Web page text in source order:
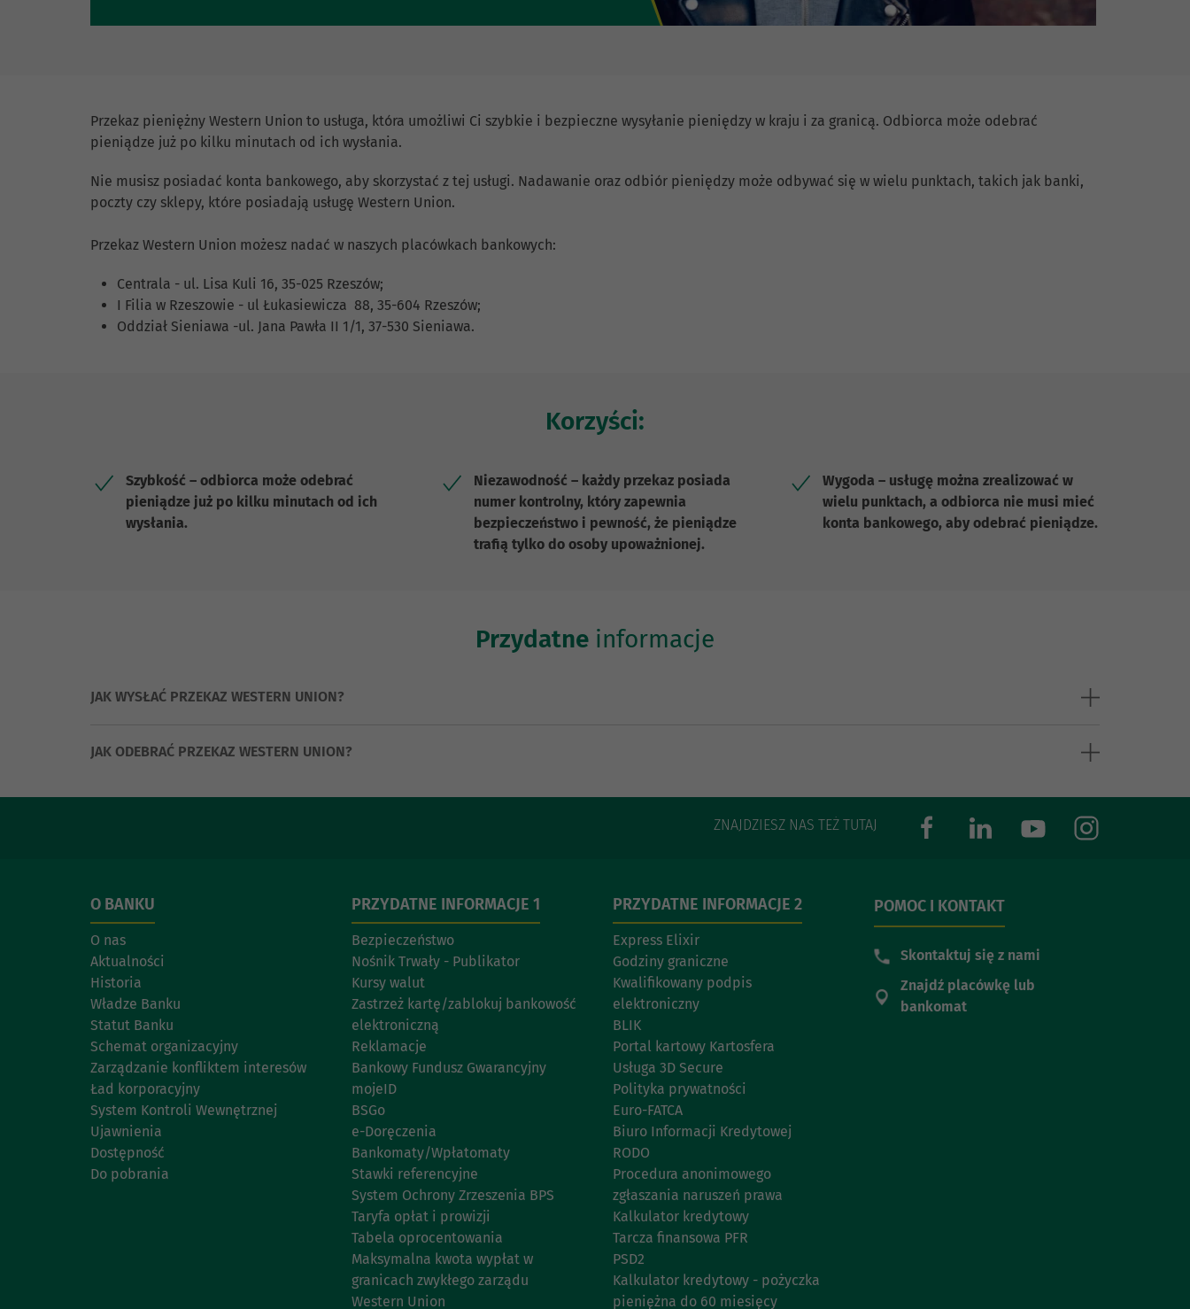
Przekaz pieniężny Western Union to usługa, która umożliwi Ci szybkie i bezpieczne wysyłanie pieniędzy w kraju i za granicą. Odbiorca może odebrać
pieniądze już po kilku minutach od ich wysłania.
Nie musisz posiadać konta bankowego, aby skorzystać z tej usługi. Nadawanie oraz odbiór pieniędzy może odbywać się w wielu punktach, takich jak banki,
poczty czy sklepy, które posiadają usługę Western Union.
Przekaz Western Union możesz nadać w naszych placówkach bankowych:
Centrala - ul. Lisa Kuli 16, 35-025 Rzeszów;
I Filia w Rzeszowie - ul Łukasiewicza 88, 35-604 Rzeszów;
Oddział Sieniawa -ul. Jana Pawła II 1/1, 37-530 Sieniawa.
Korzyści:
Szybkość – odbiorca może odebrać
pieniądze już po kilku minutach od ich
wysłania.
Niezawodność – każdy przekaz posiada
numer kontrolny, który zapewnia
bezpieczeństwo i pewność, że pieniądze
trafią tylko do osoby upoważnionej.
Wygoda – usługę można zrealizować w
wielu punktach, a odbiorca nie musi mieć
konta bankowego, aby odebrać pieniądze.
Przydatne informacje
JAK WYSŁAĆ PRZEKAZ WESTERN UNION?
JAK ODEBRAĆ PRZEKAZ WESTERN UNION?
ZNAJDZIESZ NAS TEŻ TUTAJ
O BANKU
O nas
Aktualności
Historia
Władze Banku
Statut Banku
Schemat organizacyjny
Zarządzanie konfliktem interesów
Ład korporacyjny
System Kontroli Wewnętrznej
Ujawnienia
Dostępność
Do pobrania
PRZYDATNE INFORMACJE 1
Bezpieczeństwo
Nośnik Trwały - Publikator
Kursy walut
Zastrzeż kartę/zablokuj bankowość
elektroniczną
Reklamacje
Bankowy Fundusz Gwarancyjny
mojeID
BSGo
e-Doręczenia
Bankomaty/Wpłatomaty
Stawki referencyjne
System Ochrony Zrzeszenia BPS
Taryfa opłat i prowizji
Tabela oprocentowania
Maksymalna kwota wypłat w
granicach zwykłego zarządu
Western Union
PRZYDATNE INFORMACJE 2
Express Elixir
Godziny graniczne
Kwalifikowany podpis
elektroniczny
BLIK
Portal kartowy Kartosfera
Usługa 3D Secure
Polityka prywatności
Euro-FATCA
Biuro Informacji Kredytowej
RODO
Procedura anonimowego
zgłaszania naruszeń prawa
Kalkulator kredytowy
Tarcza finansowa PFR
PSD2
Kalkulator kredytowy - pożyczka
pieniężna do 60 miesięcy
POMOC I KONTAKT
Skontaktuj się z nami
Znajdź placówkę lub
bankomat